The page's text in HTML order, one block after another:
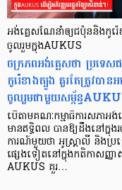
អង់គ្លេសណែនាំឲ្យជប៉ុននិងកូរ៉េ
ចូលរួមក្នុងAUKUS
ចក្រភពអង់គ្លេសថា ប្រទេស
កូរ៉េខាងត្បូង គួរតែត្រូវបាន
ចូលរួមជាមួយសម្ព័ន្ធ
បើតាមគណៈកម្មាធិការសភាអង់
មានឥទ្ធិពល បានឱ្យដឹងនៅក្នុង
ការណ៍មួយថា អូស្ត្រាលី និងប្រ
ផ្សេងទៀតនៅក្នុងកតិកាសញ្ញ
AUKUS គួរ…